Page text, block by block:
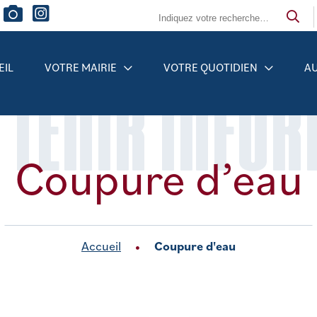
VOTRE MAIRIE VOTRE QUOTIDIEN
Coupure d’eau
Accueil Coupure d'eau